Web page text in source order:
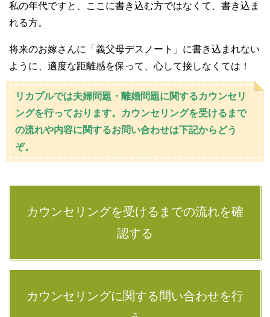
私の年代ですと、ここに書き込む方ではなくて、書き込ま
れる方。
将来のお嫁さんに「義父母デスノート」に書き込まれない
ように、適度な距離感を保って、心して接しなくては！
リカプルでは夫婦問題・離婚問題に関するカウンセリ
ングを行っております。カウンセリングを受けるまで
の流れや内容に関するお問い合わせは下記からどう
ぞ。
カウンセリングを受けるまでの流れを確
認する
カウンセリングに関する問い合わせを行